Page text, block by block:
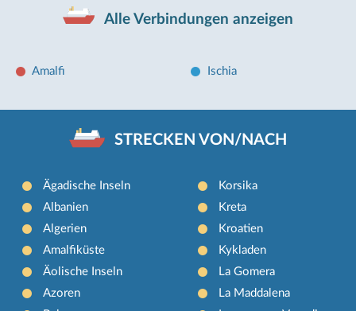
Alle Verbindungen anzeigen
Amalfi Ischia
STRECKEN VON/NACH
Ägadische Inseln
Albanien
Algerien
Amalfiküste
Äolische Inseln
Azoren
Korsika
Kreta
Kroatien
Kykladen
La Gomera
La Maddalena